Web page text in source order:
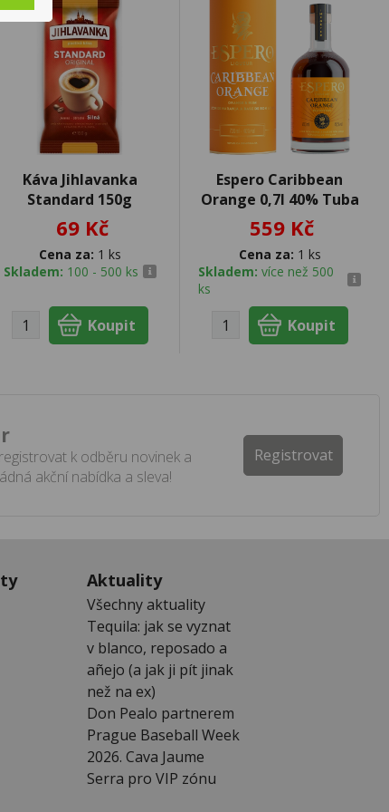
Káva Jihlavanka
Standard 150g
69 Kč
Cena za: 1 ks
Skladem: 100 - 500 ks
Espero Caribbean
Orange 0,7l 40% Tuba
559 Kč
Cena za: 1 ks
Skladem: více než 500
ks
k odběru novinek a
akční nabídka a sleva!
Registrovat
Aktuality
Všechny aktuality
Tequila: jak se vyznat
v blanco, reposado a
añejo (a jak ji pít jinak
než na ex)
Don Pealo partnerem
Prague Baseball Week
2026. Cava Jaume
Serra pro VIP zónu